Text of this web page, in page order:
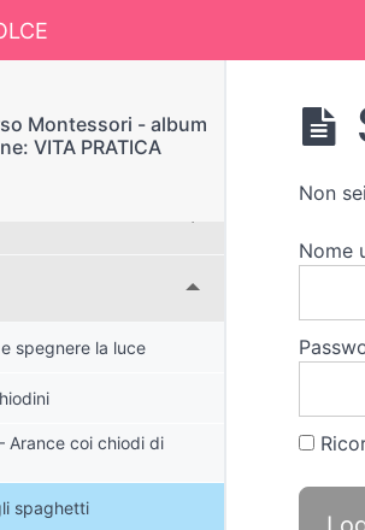
Corso Montessori – album
Montessori - album
VITA PRATICA
spegnere la luce
Arance coi chiodi di
spaghetti
Non
Nome